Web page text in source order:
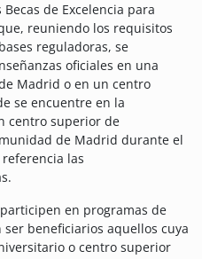
de Excelencia para
reuniendo los requisitos
reguladoras, se
oficiales en una
Madrid o en un centro
se encuentre en la
centro superior de
de Madrid durante el
las
en programas de
beneficiarios aquellos cuya
o centro superior